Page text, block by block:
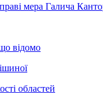
мера Галича
відомо
областей